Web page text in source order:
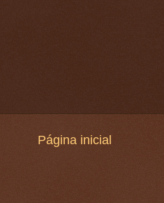
Página inicial